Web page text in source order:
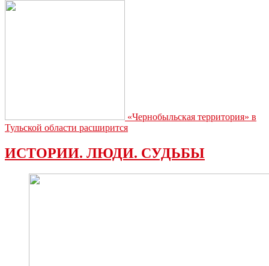
«Чернобыльская территория» в
Тульской области расширится
ИСТОРИИ. ЛЮДИ. СУДЬБЫ